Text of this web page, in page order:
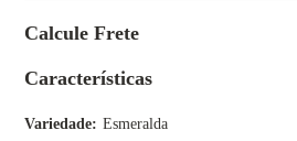
Características
Variedade
Esmeralda
Calcule Frete